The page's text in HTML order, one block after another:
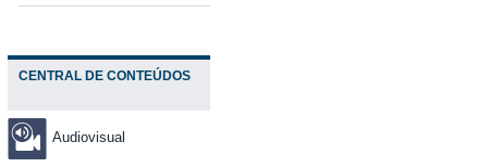
CENTRAL DE CONTEÚDOS
Audiovisual